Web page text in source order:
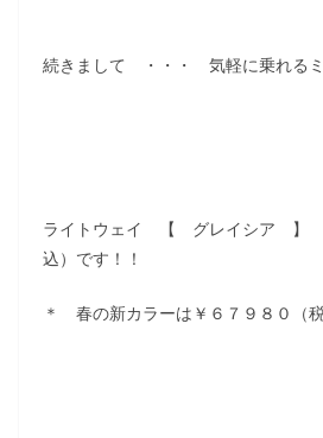
続きまして ・・・ 気軽に乗れるミ
ライトウェイ 【 グレイシア 】
込）です！！
＊ 春の新カラーは￥６７９８０（税